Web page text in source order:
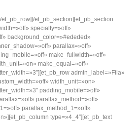
et_pb_section][et_pb_section
specialty=»off»
background_color=»#ededed»
parallax=»off»
make_fullwidth=»off»
make_equal=»off»
admin_label=»Fila»
width_unit=»on»
padding_mobile=»off»
parallax_method=»off»
parallax_method_1=»off»
type=»4_4″][et_pb_text